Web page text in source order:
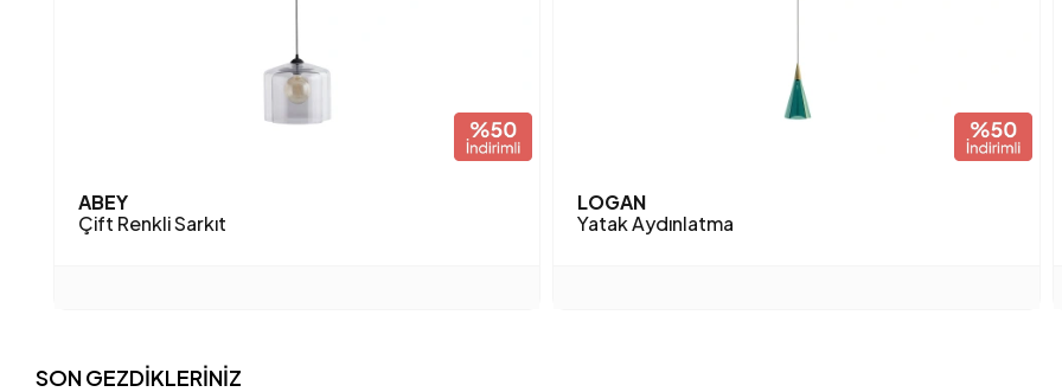
ABEY
Çift Renkli Sarkıt
LOGAN
Yatak Aydınlatma
SON GEZDİKLERİNİZ